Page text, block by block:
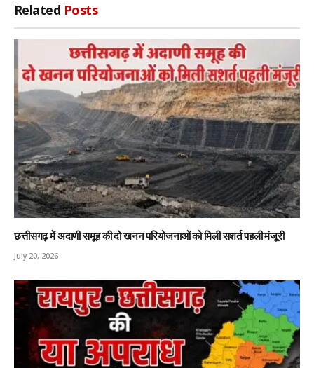
Related Posts
छत्तीसगढ़ में अदाणी समूह की दो खनन परियोजनाओं को मिली सशर्त पहली मंजूरी
July 20, 2026